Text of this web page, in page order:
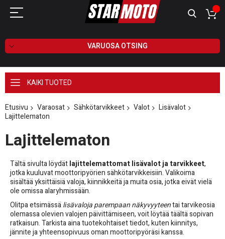
VARUOSA OTSING
KAIKI TUOTED
Etusivu Varaosat Sähkötarvikkeet Valot
Lisävalot
Lajittelematon
Lajittelematon
Tältä sivulta löydätlajittelemattomat lisävalot ja tarvikkeet,
jotka kuuluvat moottoripyörien sähkötarvikkeisiin. Valikoima
sisältää yksittäisiä valoja, kiinnikkeitä ja muita osia, jotka eivät vielä
ole omissa alaryhmissään.
Olitpa etsimässälisävaloja parempaan näkyvyyteentai tarvikeosia
olemassa olevien valojen päivittämiseen, voit löytää täältä sopivan
ratkaisun. Tarkista aina tuotekohtaiset tiedot, kuten kiinnitys,
jännite ja yhteensopivuus oman moottoripyöräsi kanssa.